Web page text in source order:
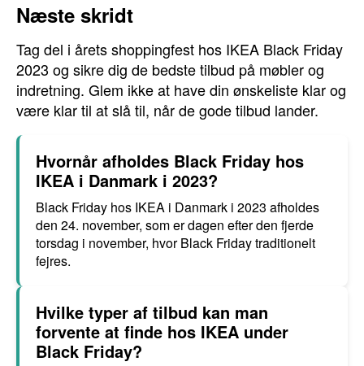
Næste skridt
Tag del i årets shoppingfest hos IKEA Black Friday
2023 og sikre dig de bedste tilbud på møbler og
indretning. Glem ikke at have din ønskeliste klar og
være klar til at slå til, når de gode tilbud lander.
Hvornår afholdes Black Friday hos
IKEA i Danmark i 2023?
Black Friday hos IKEA i Danmark i 2023 afholdes
den 24. november, som er dagen efter den fjerde
torsdag i november, hvor Black Friday traditionelt
fejres.
Hvilke typer af tilbud kan man
forvente at finde hos IKEA under
Black Friday?